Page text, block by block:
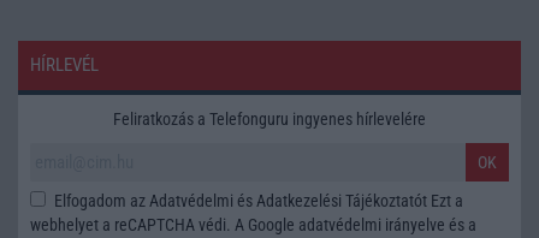
HÍRLEVÉL
Feliratkozás a Telefonguru ingyenes hírlevelére
OK
Elfogadom azAdatvédelmi és Adatkezelési Tájékoztatót Ezt a
webhelyet a reCAPTCHA védi. A Google adatvédelmi irányelve és a